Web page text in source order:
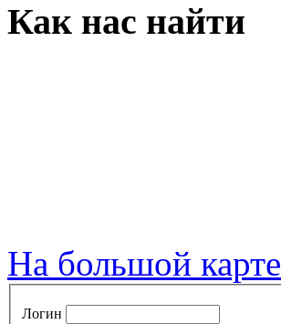
Как нас найти
На большой карте
Логин